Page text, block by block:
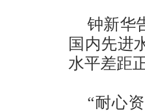
钟新华
国内先进
水平差距
“耐心